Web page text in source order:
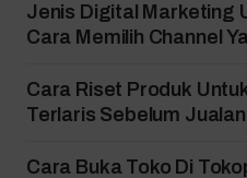
Jenis Digital Marketing
Cara Memilih Channel
Cara Riset Produk
Terlaris Sebelum
Cara Buka Toko Di